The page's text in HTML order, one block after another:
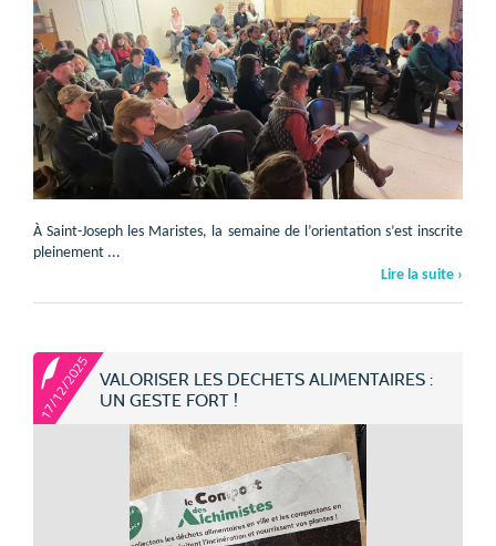
À Saint-Joseph les Maristes, la semaine de l’orientation s’est inscrite
pleinement ...
Lire la suite ›
17/12/2025 VALORISER LES DECHETS ALIMENTAIRES :
UN GESTE FORT !